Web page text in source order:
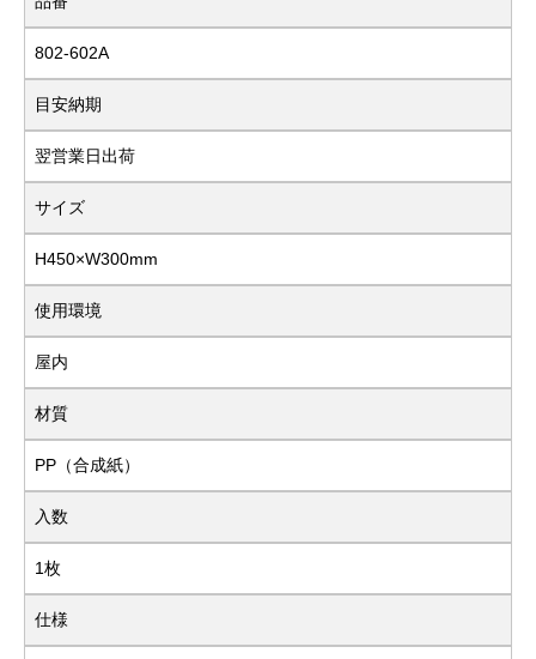
802-602A
目安納期
翌営業日出荷
サイズ
H450×W300mm
使用環境
屋内
材質
PP（合成紙）
入数
1枚
仕様